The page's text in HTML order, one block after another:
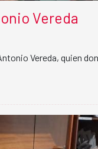
Vereda
Vereda, quien